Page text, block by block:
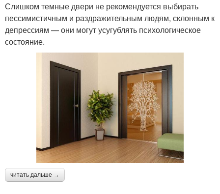
Слишком темные двери не рекомендуется выбирать
пессимистичным и раздражительным людям, склонным к
депрессиям — они могут усугублять психологическое
состояние.
читать дальше →